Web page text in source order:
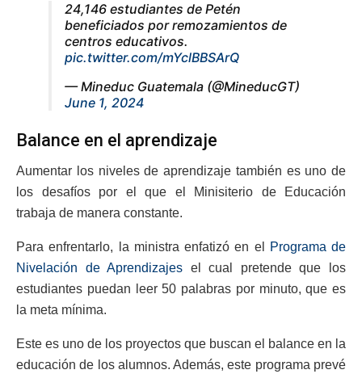
24,146 estudiantes de Petén
beneficiados por remozamientos de
centros educativos.
pic.twitter.com/mYclBBSArQ
— Mineduc Guatemala (@MineducGT)
June 1, 2024
Balance en el aprendizaje
Aumentar los niveles de aprendizaje también es uno de
los desafíos por el que el Minisiterio de Educación
trabaja de manera constante.
Para enfrentarlo, la ministra enfatizó en el
Programa de
Nivelación de Aprendizajes el cual pretende que los
estudiantes puedan leer 50 palabras por minuto, que es
la meta mínima.
Este es uno de los proyectos que buscan el balance en la
educación de los alumnos. Además, este programa prevé